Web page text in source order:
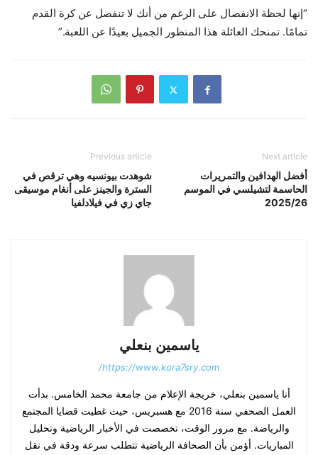
“إنها لحظة الانفصال على الرغم من أنك لا تنفصل عن كرة القدم
تمامًا. تمنحك العائلة هذا المنظور الجميل بعيدًا عن اللعبة.”
Previous article
شوهدت بيونسيه وهي ترقص في
السترة والجينز على أنغام موسيقى
جاي زي في فيلادلفيا
Next article
أفضل الهدافين والتمريرات
الحاسمة لتشيلسي في الموسم
2025/26
ياسمين بنعلي
https://www.kora7sry.com/
أنا ياسمين بنعلي، خريجة الإعلام من جامعة محمد الخامس. بدأت
العمل الصحفي سنة 2016 مع هسبريس، حيث غطيت قضايا المجتمع
والرياضة. مع مرور الوقت، تخصصت في الأخبار الرياضية وتحليل
المباريات. أؤمن بأن الصحافة الرياضية تتطلب سرعة ودقة في نقل